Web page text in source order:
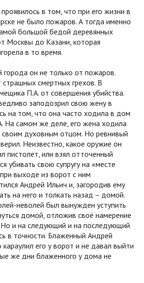
в том, что при его жизни в
не было пожаров. А тогда именно
большой бедой деревянных
Москвы до Казани, которая
в то время.
города он не только от пожаров.
страшных смертных грехов. В
П.А. от совершения убийства.
заподозрил свою жену в
на том, что она часто ходила в дом
На самом же деле, его жена ходила
своим духовным отцом. Но ревнивый
Неизвестно, какое оружие он
пистолет, или взял отточенный
убивать свою супругу на «месте
выходе из ворот с ним
Андрей Ильич и, загородив ему
на него и толкать назад – домой.
неволей был вынужден уступить
домой, отложив своё намерение
и на следующий и на последующий
в точности. Блаженный Андрей
его у ворот и не давал выйти
же дни блаженного у дома не